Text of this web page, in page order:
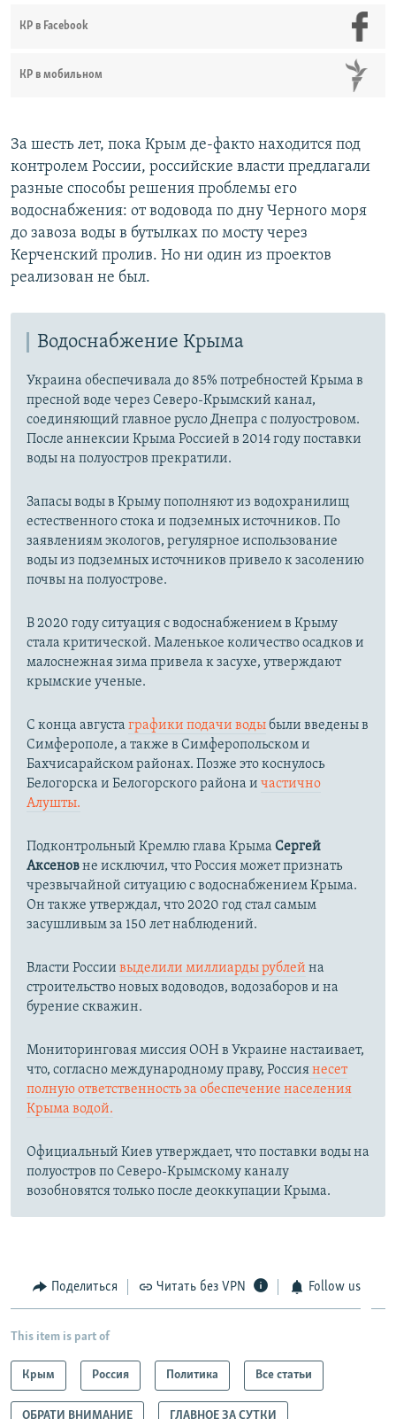
КР в Facebook
КР в мобильном
За шесть лет, пока Крым де-факто находится под
контролем России, российские власти предлагали
разные способы решения проблемы его
водоснабжения: от водовода по дну Черного моря
до завоза воды в бутылках по мосту через
Керченский пролив. Но ни один из проектов
реализован не был.
Водоснабжение Крыма
Украина обеспечивала до 85% потребностей Крыма в
пресной воде через Северо-Крымский канал,
соединяющий главное русло Днепра с полуостровом.
После аннексии Крыма Россией в 2014 году поставки
воды на полуостров прекратили.
Запасы воды в Крыму пополняют из водохранилищ
естественного стока и подземных источников. По
заявлениям экологов, регулярное использование
воды из подземных источников привело к засолению
почвы на полуострове.
В 2020 году ситуация с водоснабжением в Крыму
стала критической. Маленькое количество осадков и
малоснежная зима привела к засухе, утверждают
крымские ученые.
С конца августа графики подачи водыбыли введены в
Симферополе, а также в Симферопольском и
Бахчисарайском районах. Позже это коснулось
Белогорска и Белогорского района и частично
Алушты.
Подконтрольный Кремлю глава Крыма Сергей
Аксеновне исключил, что Россия может признать
чрезвычайной ситуацию с водоснабжением Крыма.
Он также утверждал, что 2020 год стал самым
засушливым за 150 лет наблюдений.​
Власти России выделили миллиарды рублей на
строительство новых водоводов, водозаборов и на
бурение скважин.
Мониторинговая миссия ООН в Украине настаивает,
что, согласно международному праву, Россиянесет
полную ответственность за обеспечение населения
Крыма водой.
Официальный Киев утверждает, что поставки воды на
полуостров по Северо-Крымскому каналу
возобновятся только после деоккупации Крыма.
Поделиться Читать без VPN Follow us
This item is part of
Крым Россия Политика Все статьи
ОБРАТИ ВНИМАНИЕ ГЛАВНОЕ ЗА СУТКИ